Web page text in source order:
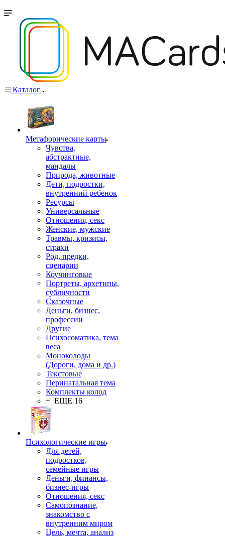
Каталог
Mетафорические карты
Чувства,
абстрактные,
мандалы
Природа, животные
Дети, подростки,
внутренний ребенок
Ресурсы
Универсальные
Отношения, секс
Женские, мужские
Травмы, кризисы,
страхи
Род, предки,
сценарии
Коучинговые
Портреты, архетипы,
субличности
Сказочные
Деньги, бизнес,
профессии
Другие
Психосоматика, тема
веса
Моноколоды
(Дороги, дома и др.)
Текстовые
Перинатальная тема
Комплекты колод
+ ЕЩЕ 16
Психологические игры
Для детей,
подростков,
семейные игры
Деньги, финансы,
бизнес-игры
Отношения, секс
Самопознание,
знакомство с
внутренним миром
Цель, мечта, анализ